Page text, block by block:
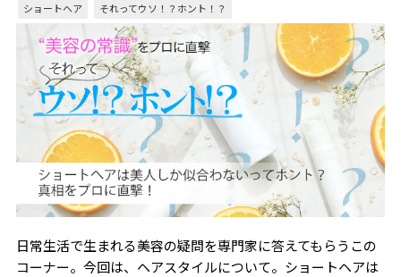
ショートヘア それってウソ！？ホント！？
日常生活で生まれる美容の疑問を専門家に答えてもらうこの
コーナー。今回は、ヘアスタイルについて。ショートヘアは